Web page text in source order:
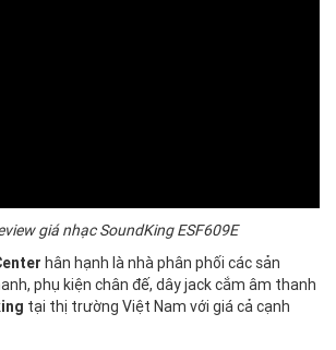
giá nhạc SoundKing ESF609E
hân hạnh là nhà phân phối các sản
phụ kiện chân đế, dây jack cắm âm thanh
tại thị trường Việt Nam với giá cả cạnh